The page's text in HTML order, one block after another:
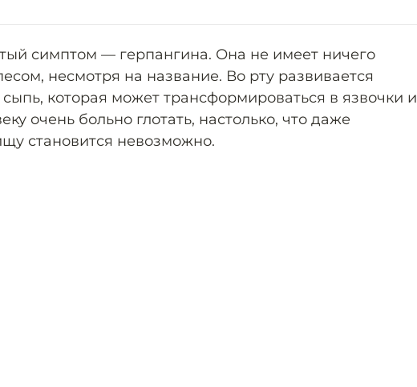
симптом — герпангина. Она не имеет ничего
несмотря на название. Во рту развивается
которая может трансформироваться в язвочки и
очень больно глотать, настолько, что даже
становится невозможно.